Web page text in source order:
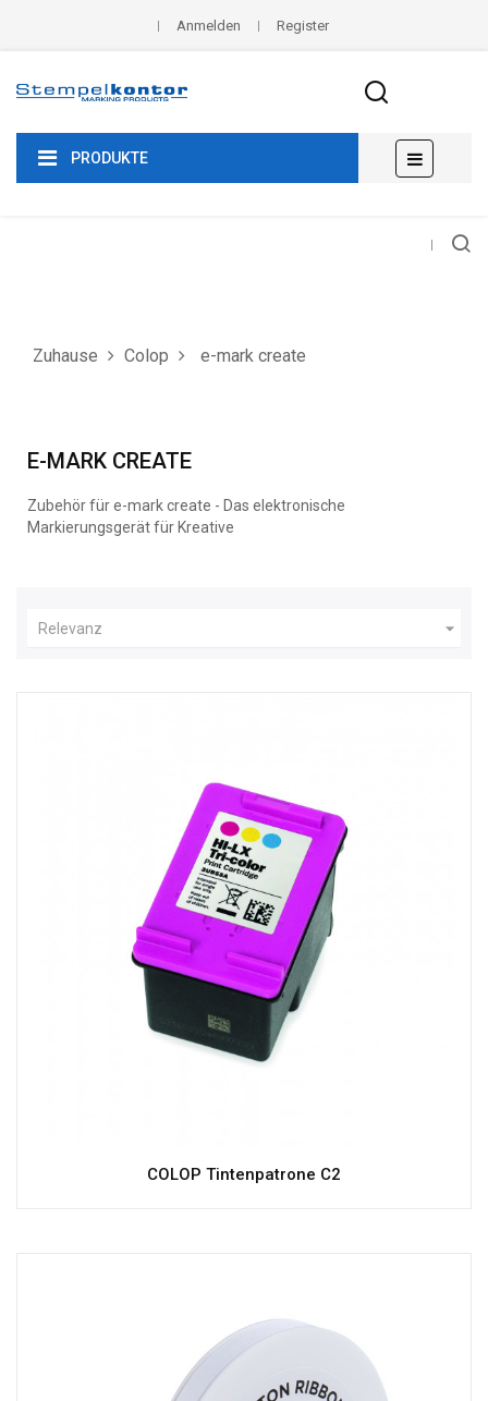
Anmelden Register
PRODUKTE
der
☰
Zuhause Colop e-mark create
E-MARK CREATE
Zubehör für e-mark create - Das elektronische
Markierungsgerät für Kreative
Relevanz 
COLOP Tintenpatrone C2